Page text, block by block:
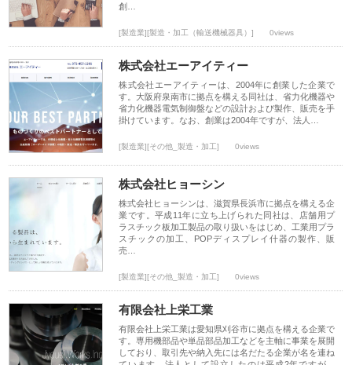
創…
[製造業][製造・加工（輸送機械器具）] 0views
株式会社エーアイティー
株式会社エーアイティーは、2004年に創業した企業で
す。大阪府泉南市に拠点を構える同社は、省力化機器や
省力化機器電気制御盤などの設計および製作、販売を手
掛けています。なお、創業は2004年ですが、法人…
[製造業][その他_製造・加工] 0views
株式会社ヒョーシン
株式会社ヒョーシンは、滋賀県長浜市に拠点を構える企
業です。平成11年に立ち上げられた同社は、店舗用プ
ラスチック板加工製品の取り扱いをはじめ、工業用プラ
スチックの加工、POPディスプレイ什器の製作、販
売…
[製造業][その他_製造・加工] 0views
有限会社上栄工業
有限会社上栄工業は愛知県刈谷市に拠点を構える企業で
す。専用機部品や単品部品加工などを主軸に事業を展開
しており、取引先や納入先には名だたる企業が名を連ね